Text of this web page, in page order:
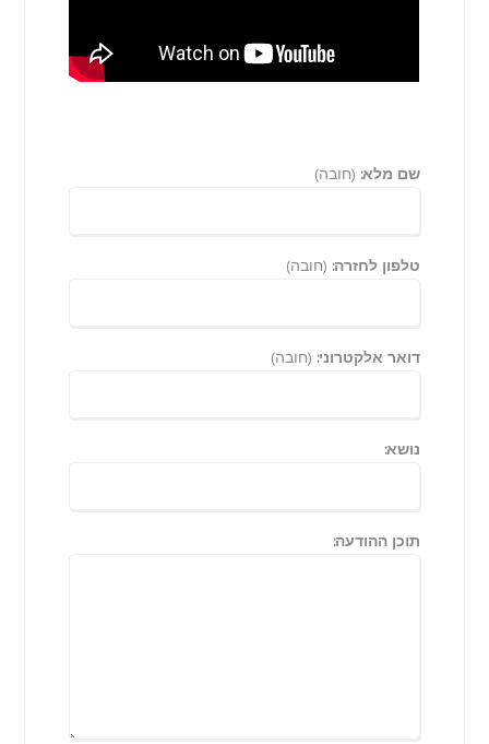
שם מלא: (חובה)
טלפון לחזרה: (חובה)
דואר אלקטרוני: (חובה)
נושא:
תוכן ההודעה: